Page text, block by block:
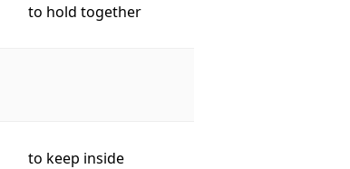
to hold together
to keep inside